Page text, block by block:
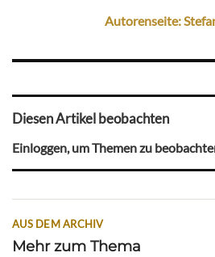
Autorenseite:
Diesen Artikel beobachten
Einloggen, um Themen zu
AUS DEM ARCHIV
Mehr zum Thema